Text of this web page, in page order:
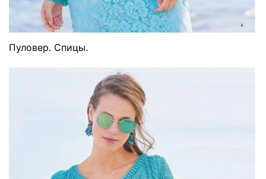
Пуловер. Спицы.